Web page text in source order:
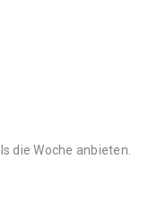
die Woche anbieten.